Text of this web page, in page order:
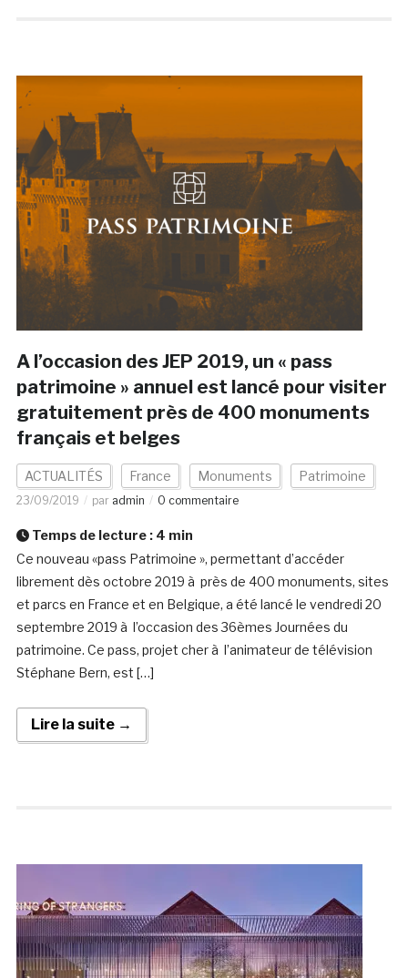
A l’occasion des JEP 2019, un « pass
patrimoine » annuel est lancé pour visiter
gratuitement près de 400 monuments
français et belges
ACTUALITÉS France Monuments Patrimoine
23/09/2019 par admin 0 commentaire
Temps de lecture : 4 min
Ce nouveau «pass Patrimoine », permettant d’accéder
librement dès octobre 2019 à près de 400 monuments, sites
et parcs en France et en Belgique, a été lancé le vendredi 20
septembre 2019 à l’occasion des 36èmes Journées du
patrimoine. Ce pass, projet cher à l’animateur de télévision
Stéphane Bern, est […]
Lire la suite →